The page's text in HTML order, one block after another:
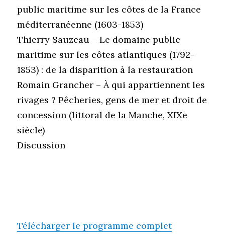
public maritime sur les côtes de la France
méditerranéenne (1603-1853)
Thierry Sauzeau – Le domaine public
maritime sur les côtes atlantiques (1792-
1853) : de la disparition à la restauration
Romain Grancher – À qui appartiennent les
rivages ? Pêcheries, gens de mer et droit de
concession (littoral de la Manche, XIXe
siècle)
Discussion
Télécharger le programme complet